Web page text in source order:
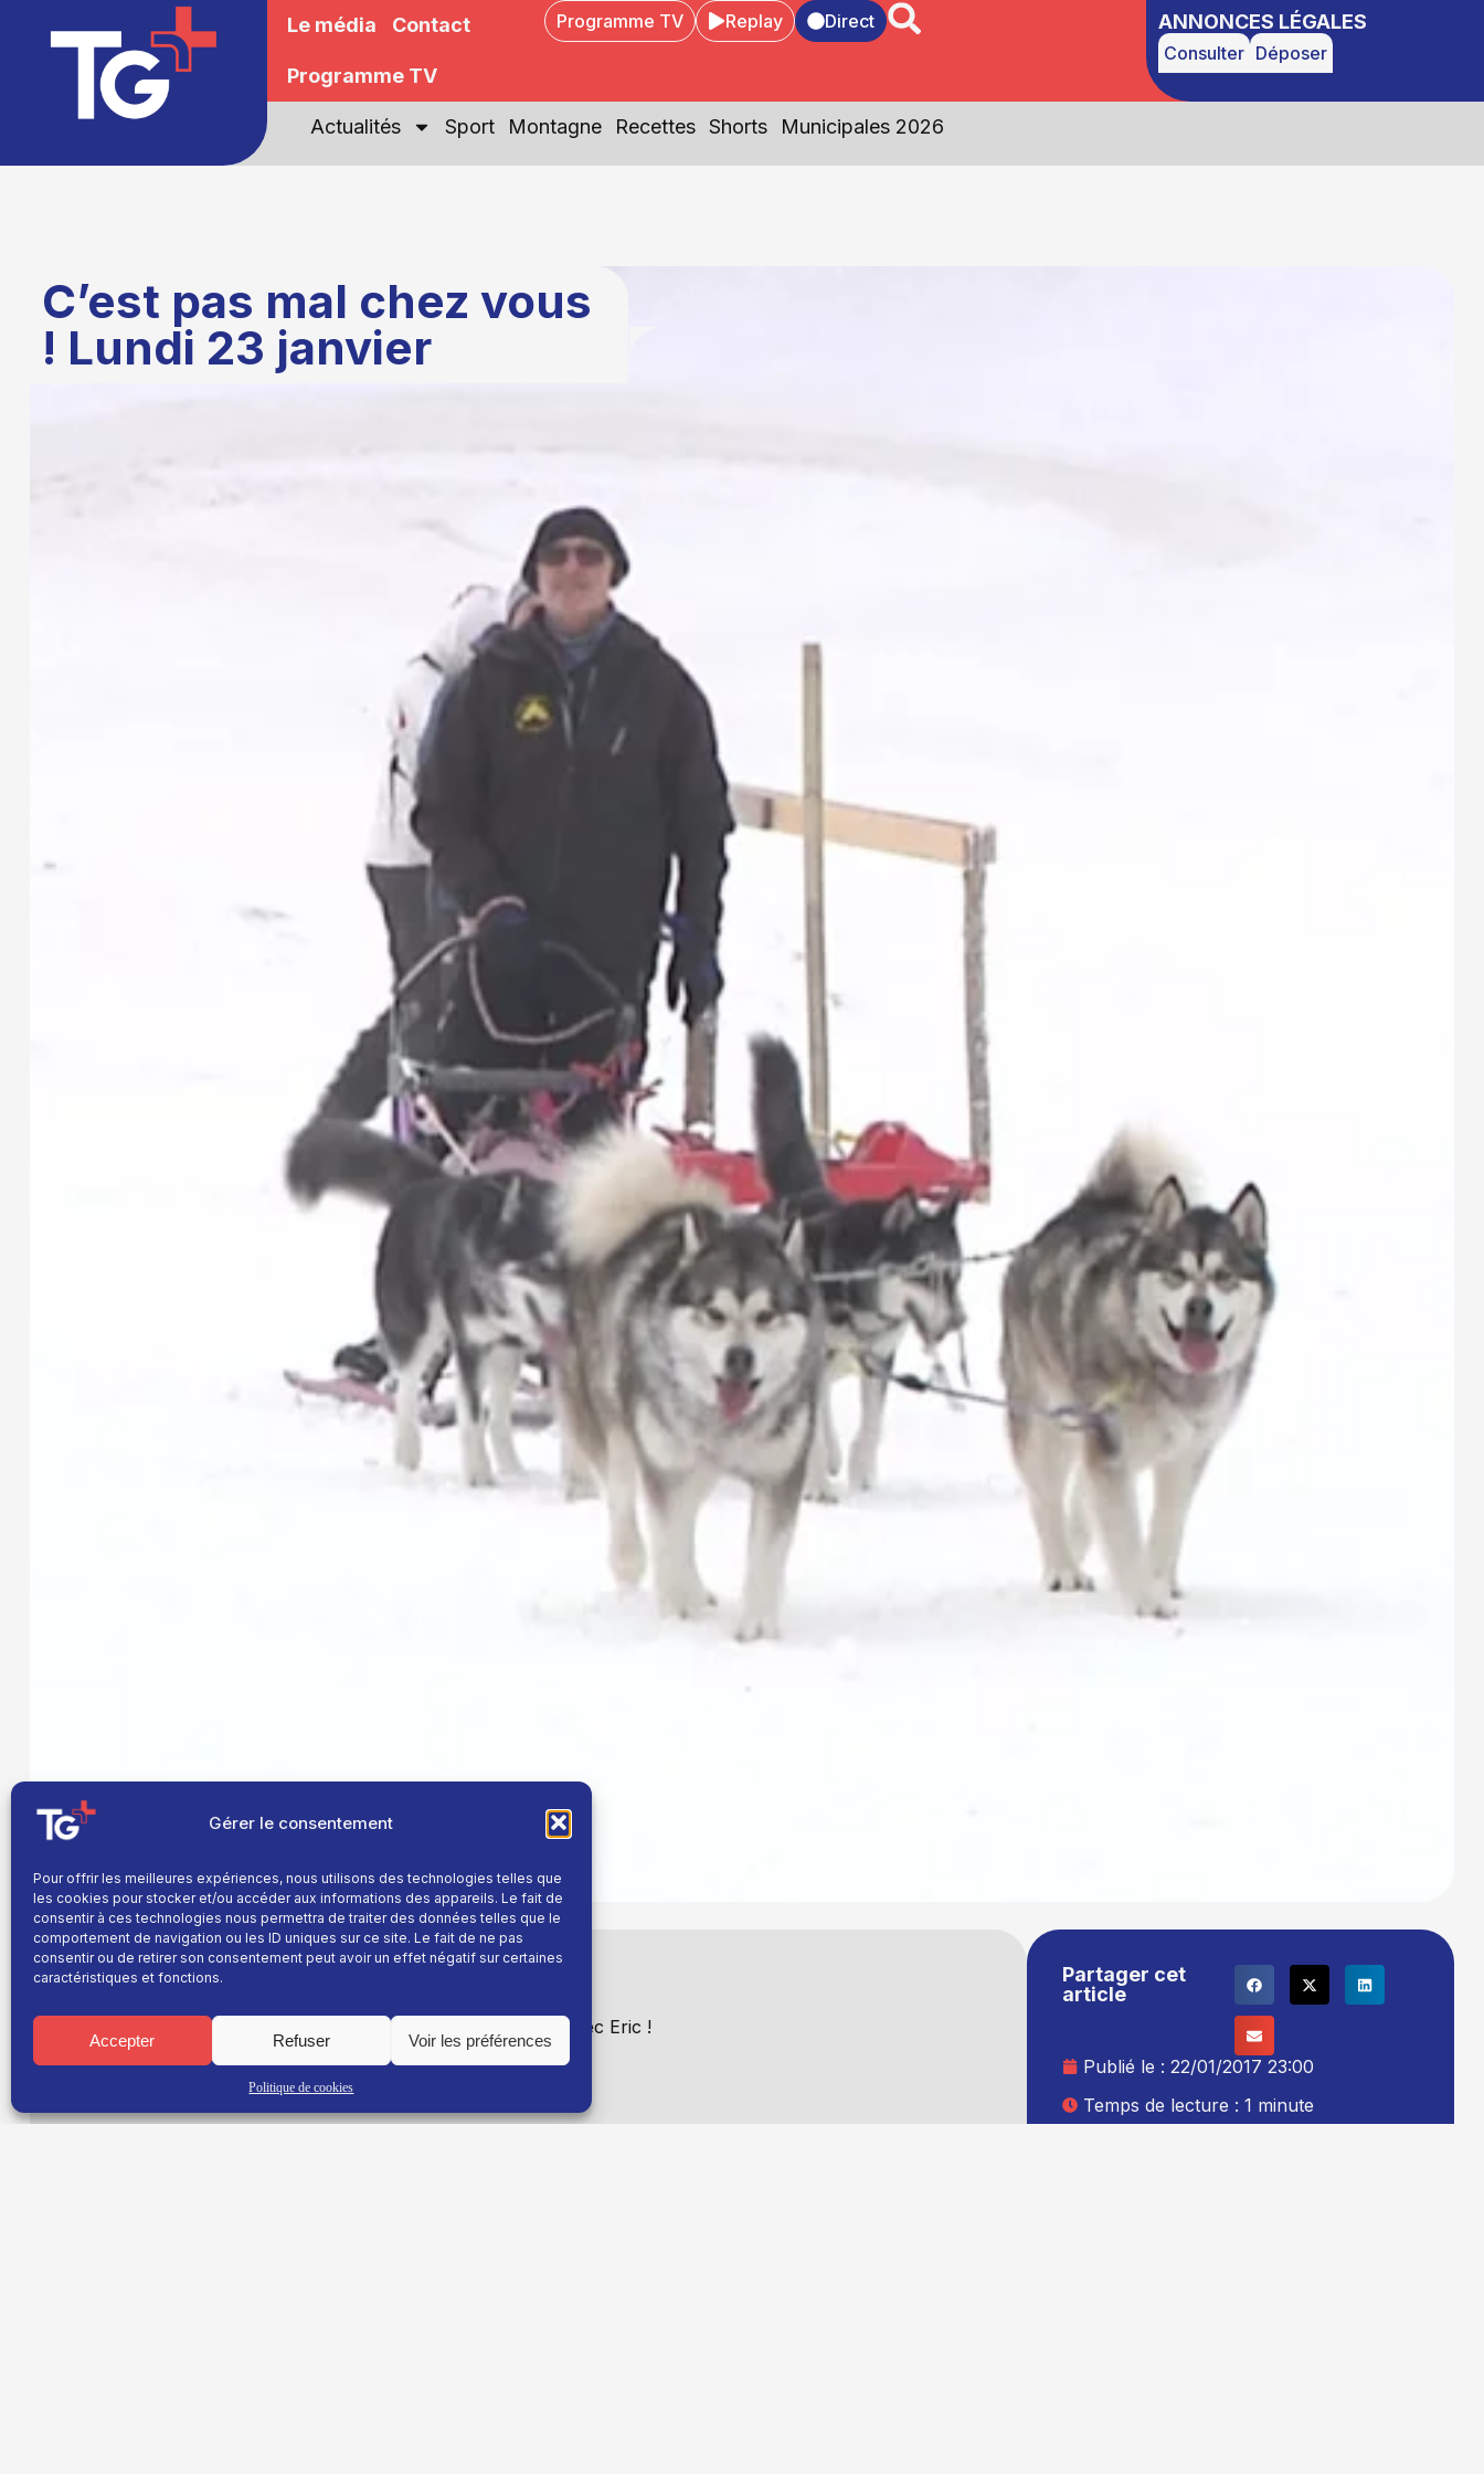
Gérer le consentement
Pour offrir les meilleures expériences, nous utilisons des technologies telles que
les cookies pour stocker et/ou accéder aux informations des appareils. Le fait de
consentir à ces technologies nous permettra de traiter des données telles que le
comportement de navigation ou les ID uniques sur ce site. Le fait de ne pas
consentir ou de retirer son consentement peut avoir un effet négatif sur certaines
caractéristiques et fonctions.
Accepter Refuser Voir les préférences
Politique de cookies
Le média Contact
Programme TV
Programme TV Replay Direct ANNONCES LÉGALES
Consulter Déposer
Actualités Sport Montagne Recettes Shorts Municipales 2026
C’est pas mal chez vous
! Lundi 23 janvier
Du lundi au jeudi à 18h15 et 20h40
La neige est là, alors direction le Col de Porte cette semaine avec Eric !
Disponible enreplay
Partager cet
article
Publié le :22/01/2017 23:00
Temps de lecture : 1 minute